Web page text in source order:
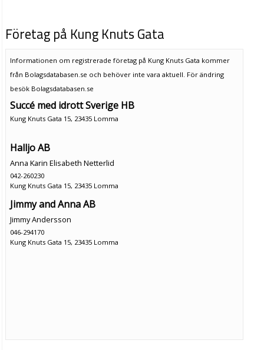
Företag på Kung Knuts Gata
Informationen om registrerade företag på Kung Knuts Gata kommer
från Bolagsdatabasen.se och behöver inte vara aktuell. För ändring
besök Bolagsdatabasen.se
Succé med idrott Sverige HB
Kung Knuts Gata 15, 23435 Lomma
Halljo AB
Anna Karin Elisabeth Netterlid
042-260230
Kung Knuts Gata 15, 23435 Lomma
Jimmy and Anna AB
Jimmy Andersson
046-294170
Kung Knuts Gata 15, 23435 Lomma